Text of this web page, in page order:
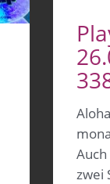
zwei